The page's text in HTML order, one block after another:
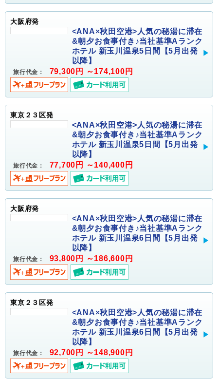
大阪府発
<ANA×秋田空港>人気の秘湯に滞在
&朝夕お食事付き♪当社基準Aランク
ホテル 新玉川温泉5日間【5月出発
以降】
旅行代金： 79,300円 ～174,100円
東京２３区発
<ANA×秋田空港>人気の秘湯に滞在
&朝夕お食事付き♪当社基準Aランク
ホテル 新玉川温泉5日間【5月出発
以降】
旅行代金： 77,700円 ～140,400円
大阪府発
<ANA×秋田空港>人気の秘湯に滞在
&朝夕お食事付き♪当社基準Aランク
ホテル 新玉川温泉6日間【5月出発
以降】
旅行代金： 93,800円 ～186,600円
東京２３区発
<ANA×秋田空港>人気の秘湯に滞在
&朝夕お食事付き♪当社基準Aランク
ホテル 新玉川温泉6日間【5月出発
以降】
旅行代金： 92,700円 ～148,900円